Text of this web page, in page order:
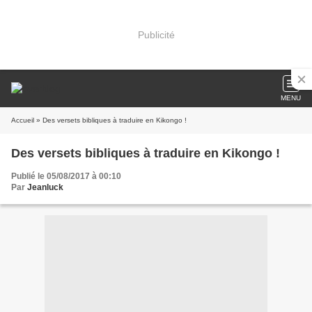
Publicité
MENU
Accueil » Des versets bibliques à traduire en Kikongo !
Des versets bibliques à traduire en Kikongo !
Publié le 05/08/2017 à 00:10
Par Jeanluck